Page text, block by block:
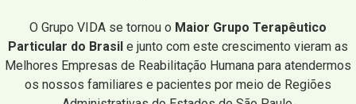
O Grupo VIDA se tornou o Maior Grupo Terapêutico
Particular do Brasil e junto com este crescimento vieram as
Melhores Empresas de Reabilitação Humana para atendermos
os nossos familiares e pacientes por meio de Regiões